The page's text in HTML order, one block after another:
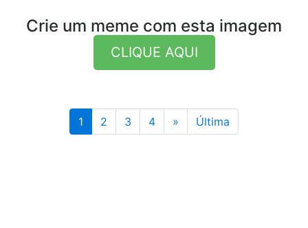
Crie um meme com esta imagem
CLIQUE AQUI
1 2 3 4 » ÚltimaÚltima